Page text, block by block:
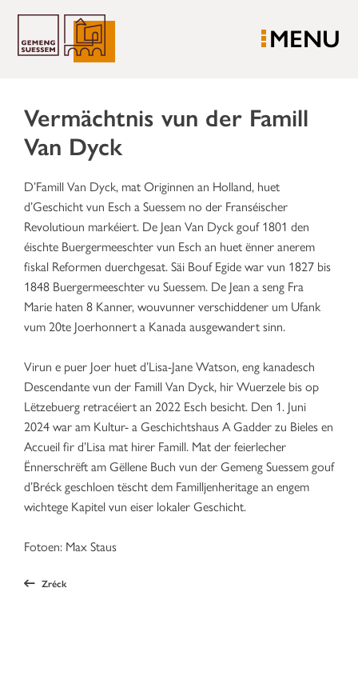
MENU
Vermächtnis vun der Famill
Van Dyck
D’Famill Van Dyck, mat Originnen an Holland, huet
d’Geschicht vun Esch a Suessem no der Franséischer
Revolutioun markéiert. De Jean Van Dyck gouf 1801 den
éischte Buergermeeschter vun Esch an huet ënner anerem
fiskal Reformen duerchgesat. Säi Bouf Egide war vun 1827 bis
1848 Buergermeeschter vu Suessem. De Jean a seng Fra
Marie haten 8 Kanner, wouvunner verschiddener um Ufank
vum 20te Joerhonnert a Kanada ausgewandert sinn.
Virun e puer Joer huet d’Lisa-Jane Watson, eng kanadesch
Descendante vun der Famill Van Dyck, hir Wuerzele bis op
Lëtzebuerg retracéiert an 2022 Esch besicht. Den 1. Juni
2024 war am Kultur- a Geschichtshaus A Gadder zu Bieles en
Accueil fir d’Lisa mat hirer Famill. Mat der feierlecher
Ënnerschrëft am Gëllene Buch vun der Gemeng Suessem gouf
d’Bréck geschloen tëscht dem Familljenheritage an engem
wichtege Kapitel vun eiser lokaler Geschicht.
Fotoen: Max Staus
Zréck